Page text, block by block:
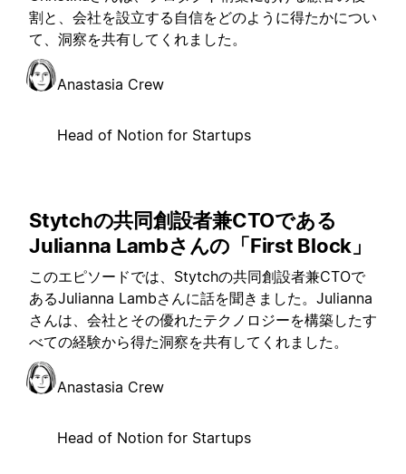
割と、会社を設立する自信をどのように得たかについ
て、洞察を共有してくれました。
Anastasia Crew
Head of Notion for Startups
Stytchの共同創設者兼CTOである
Julianna Lambさんの「First Block」
このエピソードでは、Stytchの共同創設者兼CTOで
あるJulianna Lambさんに話を聞きました。Julianna
さんは、会社とその優れたテクノロジーを構築したす
べての経験から得た洞察を共有してくれました。
Anastasia Crew
Head of Notion for Startups